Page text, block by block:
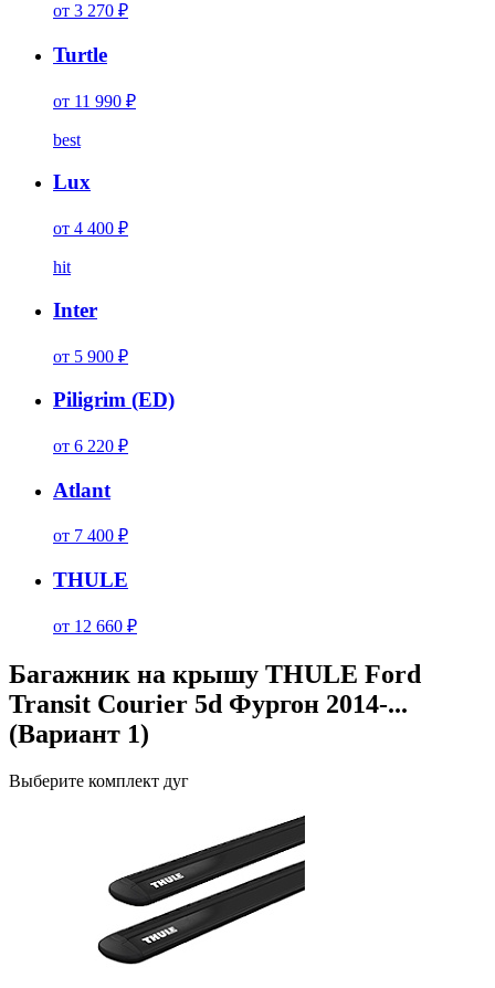
от 3 270 ₽
Turtle
от 11 990 ₽
best
Lux
от 4 400 ₽
hit
Inter
от 5 900 ₽
Piligrim (ED)
от 6 220 ₽
Atlant
от 7 400 ₽
THULE
от 12 660 ₽
Багажник на крышу THULE Ford
Transit Courier 5d Фургон 2014-...
(Вариант 1)
Выберите комплект дуг